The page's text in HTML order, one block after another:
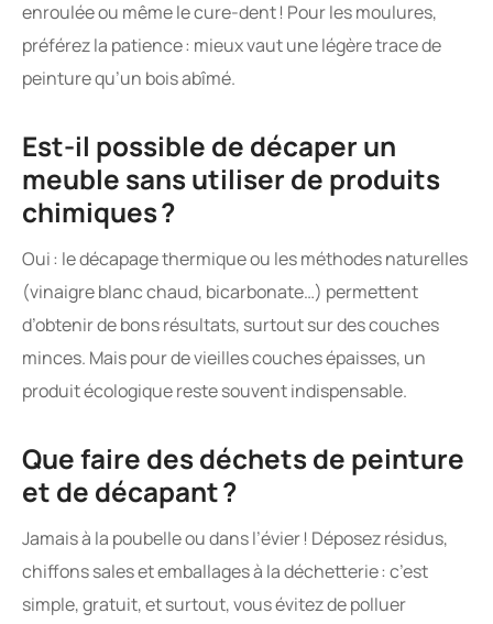
enroulée ou même le cure-dent ! Pour les moulures,
préférez la patience : mieux vaut une légère trace de
peinture qu’un bois abîmé.
Est-il possible de décaper un
meuble sans utiliser de produits
chimiques ?
Oui : le décapage thermique ou les méthodes naturelles
(vinaigre blanc chaud, bicarbonate…) permettent
d’obtenir de bons résultats, surtout sur des couches
minces. Mais pour de vieilles couches épaisses, un
produit écologique reste souvent indispensable.
Que faire des déchets de peinture
et de décapant ?
Jamais à la poubelle ou dans l’évier ! Déposez résidus,
chiffons sales et emballages à la déchetterie : c’est
simple, gratuit, et surtout, vous évitez de polluer